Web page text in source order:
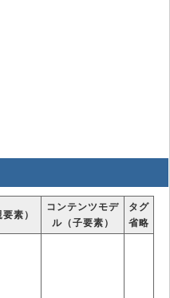
素）
コンテンツモデ
ル（子要素）
タグ
省略